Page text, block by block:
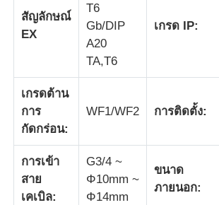
ติดต่อเรา
ไฟสัญญาณกันระเบิด
พัดลมป้องกันการระเบิด
สัญลักษณ์
EX
T6
Gb/DIP
A20
TA,T6
เกรด IP:
เกรดต้าน
การ
กัดกร่อน:
WF1/WF2 การติดตั้ง:
การเข้า
สาย
เคเบิล:
G3/4 ~
Φ10mm ~
Φ14mm
ขนาด
ภายนอก: